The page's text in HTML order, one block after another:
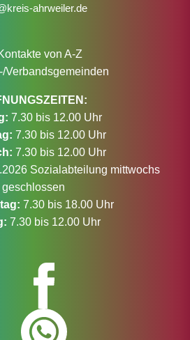
ahrweiler.de
von A-Z
Verbandsgemeinden
7.30 bis 12.00 Uhr
7.30 bis 12.00 Uhr
7.30 bis 12.00 Uhr
Sozialabteilung mittwochs
geschlossen
7.30 bis 18.00 Uhr
7.30 bis 12.00 Uhr